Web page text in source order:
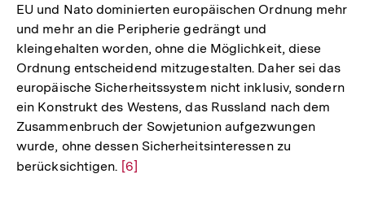
EU und Nato dominierten europäischen Ordnung mehr
und mehr an die Peripherie gedrängt und
kleingehalten worden, ohne die Möglichkeit, diese
Ordnung entscheidend mitzugestalten. Daher sei das
europäische Sicherheitssystem nicht inklusiv, sondern
ein Konstrukt des Westens, das Russland nach dem
Zusammenbruch der Sowjetunion aufgezwungen
wurde, ohne dessen Sicherheitsinteressen zu
berücksichtigen. Zur
[6]